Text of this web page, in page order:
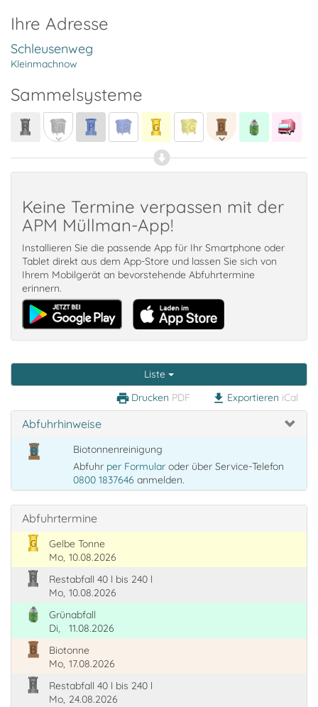
Ihre Adresse
Schleusenweg
Kleinmachnow
Sammelsysteme
Keine Termine verpassen mit der
APM Müllman-App!
Installieren Sie die passende App für Ihr Smartphone oder
Tablet direkt aus dem App-Store und lassen Sie sich von
Ihrem Mobilgerät an bevorstehende Abfuhrtermine
erinnern.
Liste
print Drucken PDF download Exportieren iCal
Abfuhrhinweise
Biotonnenreinigung
Abfuhr per Formular oder über Service-Telefon
0800 1837646 anmelden.
Abfuhrtermine
Gelbe Tonne
Mo, 10.08.2026
Restabfall 40 l bis 240 l
Mo, 10.08.2026
Grünabfall
Di,
11.08.2026
Biotonne
Mo, 17.08.2026
Restabfall 40 l bis 240 l
Mo, 24.08.2026